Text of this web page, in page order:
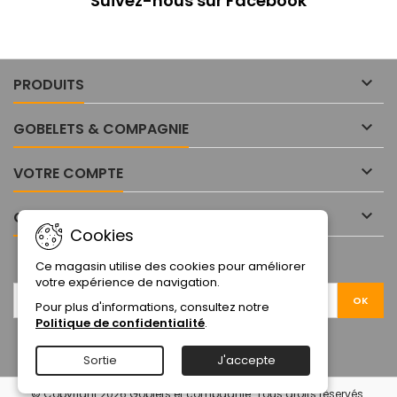
PRODUITS 
GOBELETS & COMPAGNIE 
VOTRE COMPTE 
CONTACT 
Cookies
Ce magasin utilise des cookies pour améliorer
votre expérience de navigation.
Pour plus d'informations, consultez notre
Politique de confidentialité.
Sortie J'accepte
LETTRE D'INFORMATIONS
© Copyright 2026 Goblets et compagnie. Tous droits réservés.